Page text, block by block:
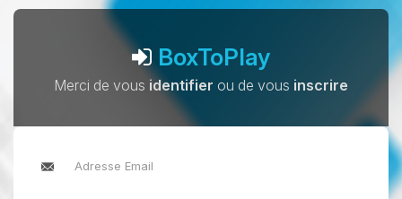
BoxToPlay
Merci de vous identifier ou de vous inscrire